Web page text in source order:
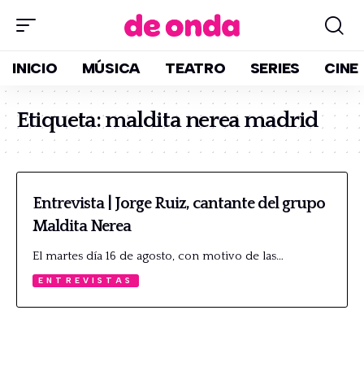
INICIO MÚSICA TEATRO SERIES CINE
Etiqueta:maldita nerea madrid
Entrevista | Jorge Ruiz, cantante del grupo
Maldita Nerea
El martes día 16 de agosto, con motivo de las…
ENTREVISTAS